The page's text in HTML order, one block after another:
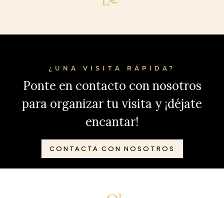
¿UNA VISITA RÁPIDA?
Ponte en contacto con nosotros
para organizar tu visita y ¡déjate
encantar!
CONTACTA CON NOSOTROS